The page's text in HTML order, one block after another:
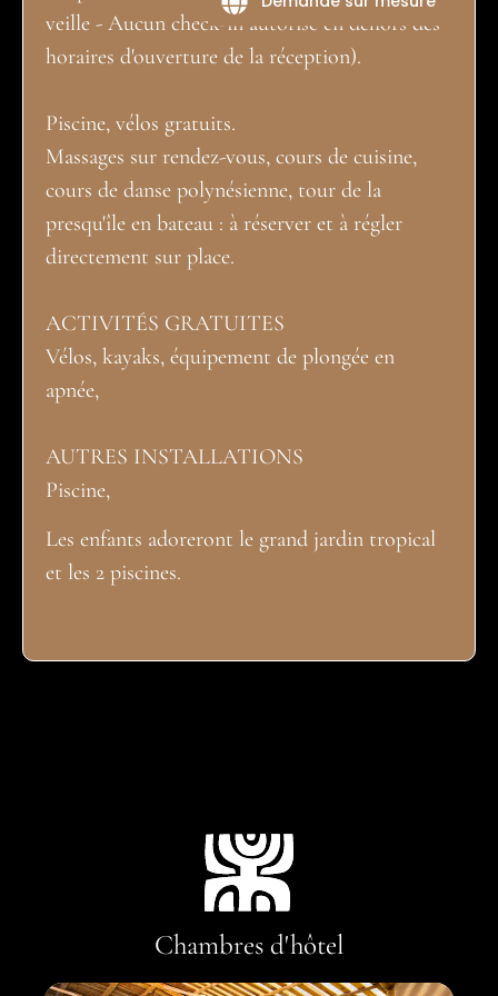
veille - Aucun check-in autorisé en dehors des
horaires d'ouverture de la réception).
Piscine, vélos gratuits.
Massages sur rendez-vous, cours de cuisine,
cours de danse polynésienne, tour de la
presqu'île en bateau : à réserver et à régler
directement sur place.
ACTIVITÉS GRATUITES
Vélos, kayaks, équipement de plongée en
apnée,
AUTRES INSTALLATIONS
Piscine,
Les enfants adoreront le grand jardin tropical
et les 2 piscines.
Chambres d'hôtel